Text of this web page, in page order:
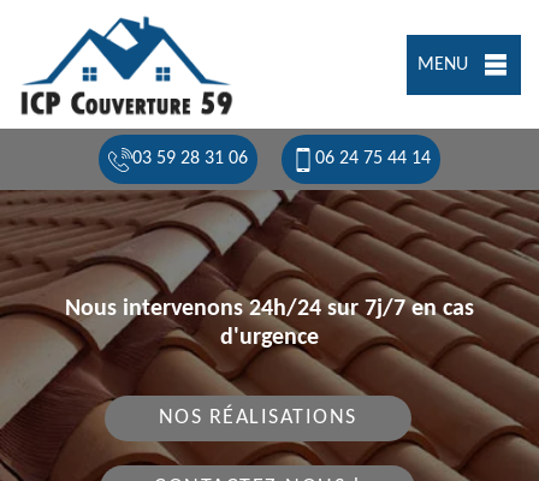
MENU
03 59 28 31 06 06 24 75 44 14
Nous intervenons 24h/24 sur 7j/7 en cas
d'urgence
NOS RÉALISATIONS